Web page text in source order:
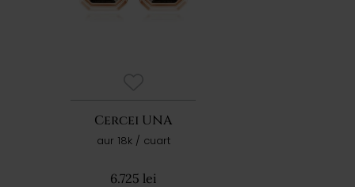
Cercei UNA
aur 18k / cuart
6.725 lei